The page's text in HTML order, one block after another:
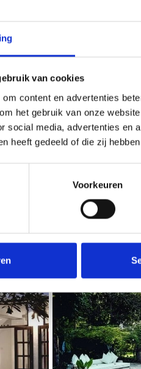
van cookies
content en advertenties
het gebruik van onze
social media, advertenties en
heeft gedeeld of die zij
Voorkeuren
Hotel Tribal in Granada